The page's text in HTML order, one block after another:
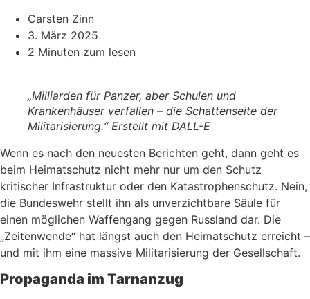
Carsten Zinn
3. März 2025
2 Minuten zum lesen
„Milliarden für Panzer, aber Schulen und
Krankenhäuser verfallen – die Schattenseite der
Militarisierung.“ Erstellt mit DALL-E
Wenn es nach den neuesten Berichten geht, dann geht es
beim Heimatschutz nicht mehr nur um den Schutz
kritischer Infrastruktur oder den Katastrophenschutz. Nein,
die Bundeswehr stellt ihn als unverzichtbare Säule für
einen möglichen Waffengang gegen Russland dar. Die
„Zeitenwende“ hat längst auch den Heimatschutz erreicht –
und mit ihm eine massive Militarisierung der Gesellschaft.
Propaganda im Tarnanzug